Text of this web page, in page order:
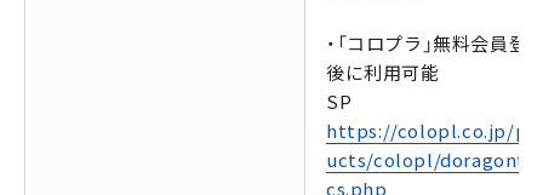
・「コロプラ」無料会員登
後に利用可能
SP
https://colopl.co.jp/
ucts/colopl/
cs.php